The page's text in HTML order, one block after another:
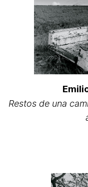
Restos de una